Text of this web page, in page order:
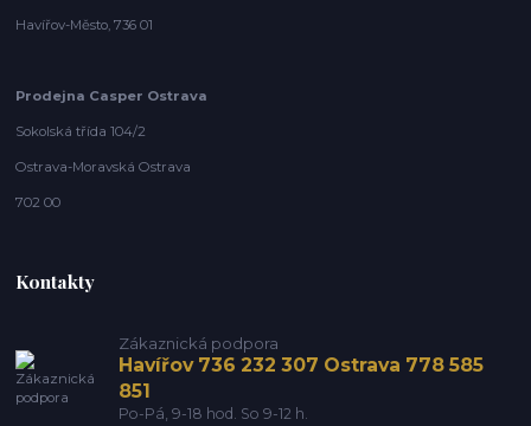
Havířov-Město, 736 01
Prodejna Casper Ostrava
Sokolská třída 104/2
Ostrava-Moravská Ostrava
702 00
Kontakty
Zákaznická podpora
Havířov 736 232 307 Ostrava 778 585
851
Po-Pá, 9-18 hod. So 9-12 h.